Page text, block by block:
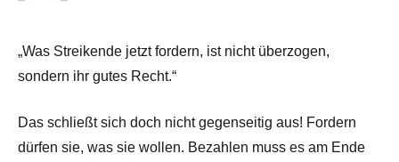
„Was Streikende jetzt fordern, ist nicht überzogen,
sondern ihr gutes Recht.“
Das schließt sich doch nicht gegenseitig aus! Fordern
dürfen sie, was sie wollen. Bezahlen muss es am Ende